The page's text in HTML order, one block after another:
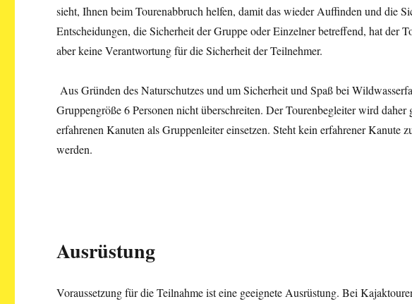
sieht, Ihnen beim Tourenabbruch helfen, damit das wieder Auffinden und die
Entscheidungen, die Sicherheit der Gruppe oder Einzelner betreffend, hat der
aber keine Verantwortung für die Sicherheit der Teilnehmer.
Aus Gründen des Naturschutzes und um Sicherheit und Spaß bei
Gruppengröße 6 Personen nicht überschreiten. Der Tourenbegleiter wird
erfahrenen Kanuten als Gruppenleiter einsetzen. Steht kein erfahrener Kanute
werden.
Ausrüstung
Voraussetzung für die Teilnahme ist eine geeignete Ausrüstung. Bei